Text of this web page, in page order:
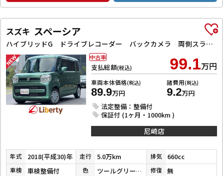
スズキ スペーシア
ハイブリッドG ドライブレコーダー バックカメラ 両側スライドドア ナビ TV スマートキー アイドリングストップ 電動格納ミラー ベンチシート CVT ESC CD DVD再生 Bluetooth エアコン
支払総額(税込) 99.1万円
車両本体価格(税込)
89.9万円
諸費用(税込)
9.2万円
法定整備：整備付
保証付 (1ヶ月・1000km )
中古車
尼崎店
年式 2018(平成30)年 走行 5.0万km 排気 660cc
車検 車検整備付 色 ツールグリーンパールメタリック 修復 無